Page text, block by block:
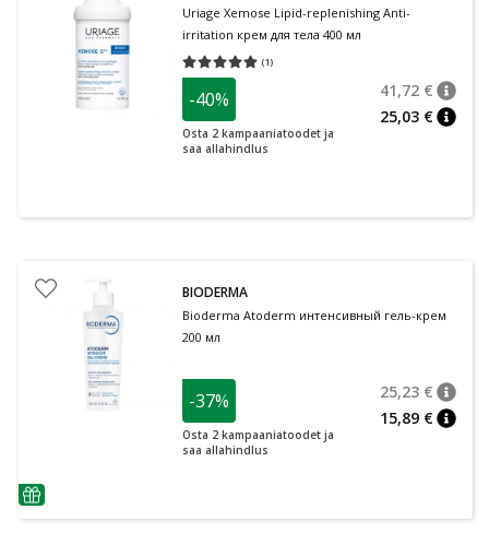
Uriage Xemose Lipid-replenishing Anti-
irritation крем для тела 400 мл
(1)
Средняя оценка 5.00
-40%
Osta 2 kampaaniatoodet ja
saa allahindlus
41,72 €
25,03 €
nõuanne
BIODERMA
Bioderma Atoderm интенсивный гель-крем
200 мл
-37%
Osta 2 kampaaniatoodet ja
saa allahindlus
25,23 €
15,89 €